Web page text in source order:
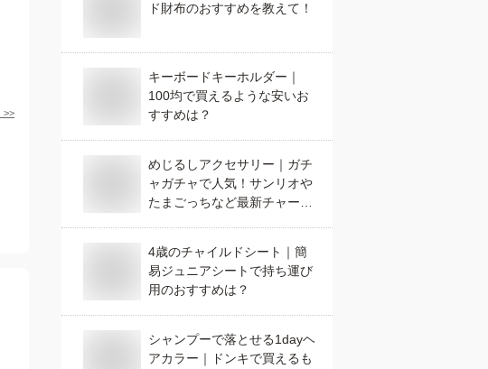
>>
ド財布のおすすめを教えて！
キーボードキーホルダー｜
100均で買えるような安いお
すすめは？
めじるしアクセサリー｜ガチ
ャガチャで人気！サンリオや
たまごっちなど最新チャーム
4歳のチャイルドシート｜簡
易ジュニアシートで持ち運び
用のおすすめは？
シャンプーで落とせる1dayヘ
アカラー｜ドンキで買えるも